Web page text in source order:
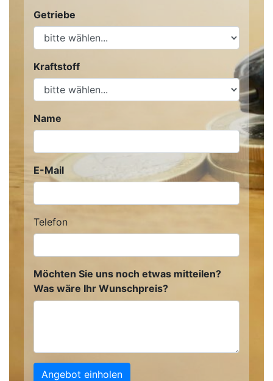
Getriebe
Kraftstoff
Name
E-Mail
Telefon
Möchten Sie uns noch etwas mitteilen?
Was wäre Ihr Wunschpreis?
Angebot einholen